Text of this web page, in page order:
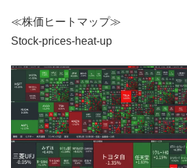
≪株価ヒートマップ≫
Stock-prices-heat-up